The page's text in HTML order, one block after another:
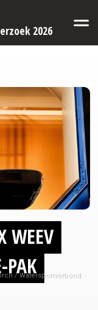
2026
/ Watersportverbond
WEEV
PAK